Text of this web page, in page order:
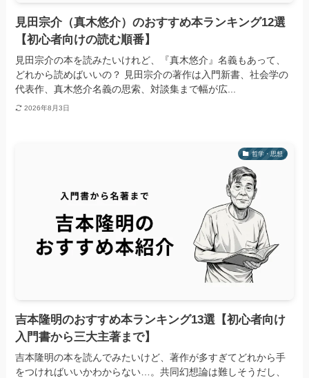
見田宗介（真木悠介）のおすすめ本ランキング12選
【初心者向けの読む順番】
見田宗介の本を読みたいけれど、『真木悠介』名義もあって、
どれから読めばいいの？ 見田宗介の著作は入門新書、社会学の
代表作、真木悠介名義の思索、対談集まで幅が広...
2026年8月3日
哲学・思想
吉本隆明のおすすめ本ランキング13選【初心者向け
入門書から三大主著まで】
吉本隆明の本を読んでみたいけど、著作が多すぎてどれから手
をつければいいかわからない…。共同幻想論は難しそうだし、